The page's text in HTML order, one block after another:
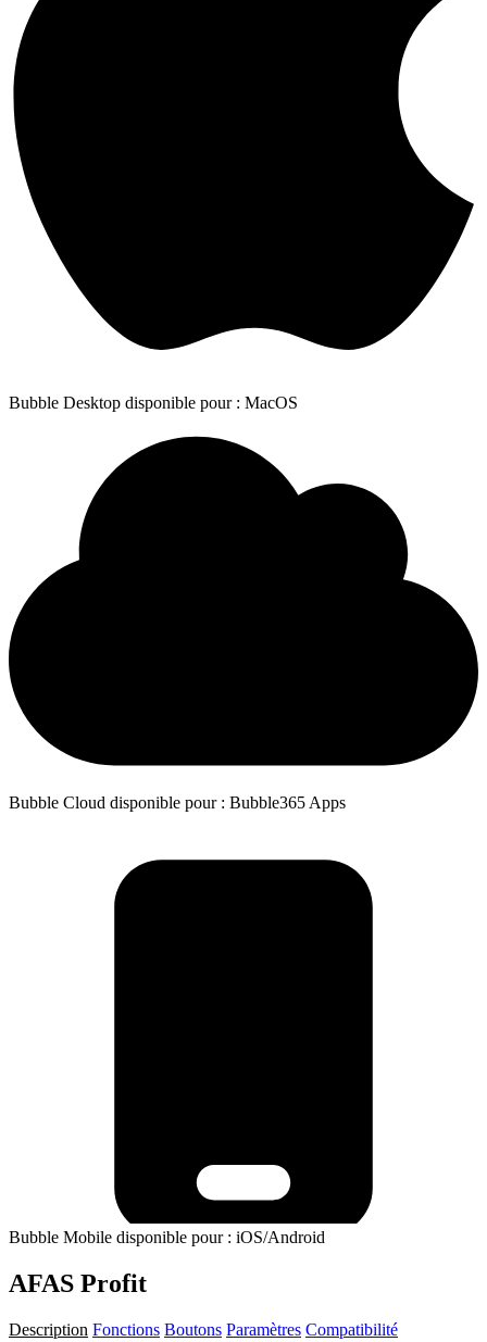
Bubble Desktop disponible pour : MacOS
Bubble Cloud disponible pour : Bubble365 Apps
Bubble Mobile disponible pour : iOS/Android
AFAS Profit
Description Fonctions Boutons Paramètres Compatibilité